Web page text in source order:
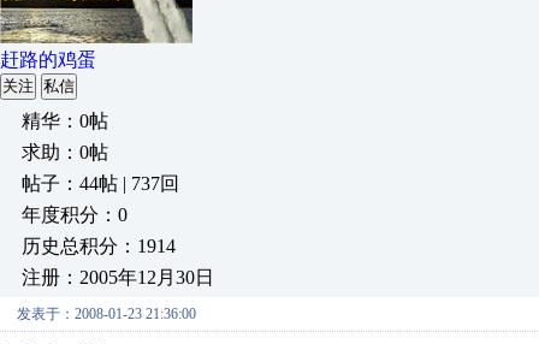
赶路的鸡蛋
关注 私信
精华：0帖
求助：0帖
帖子：44帖 | 737回
年度积分：0
历史总积分：1914
注册：2005年12月30日
发表于：2008-01-23 21:36:00